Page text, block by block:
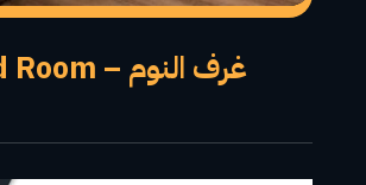
غرف النوم – Bed Room